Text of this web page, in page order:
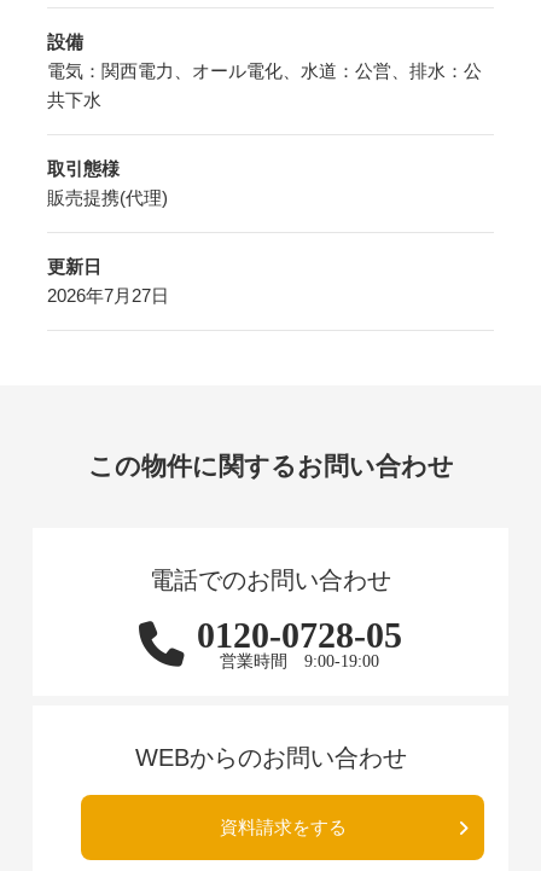
設備
電気：関西電力、オール電化、水道：公営、排水：公
共下水
取引態様
販売提携(代理)
更新日
2026年7月27日
この物件に関するお問い合わせ
電話でのお問い合わせ
0120-0728-05
営業時間 9:00-19:00
WEBからのお問い合わせ
資料請求をする